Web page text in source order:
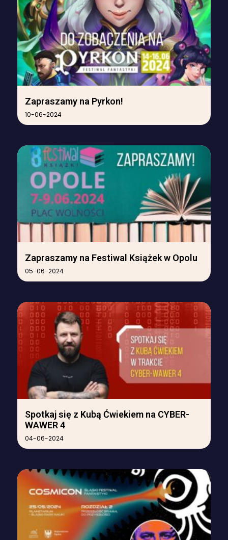
Zapraszamy na Pyrkon!
10-06-2024
Zapraszamy na Festiwal Książek w Opolu
05-06-2024
Spotkaj się z Kubą Ćwiekiem na CYBER-
WAWER 4
04-06-2024